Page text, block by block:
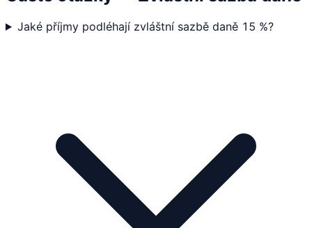
Jaké příjmy podléhají zvláštní sazbě daně 15 %?